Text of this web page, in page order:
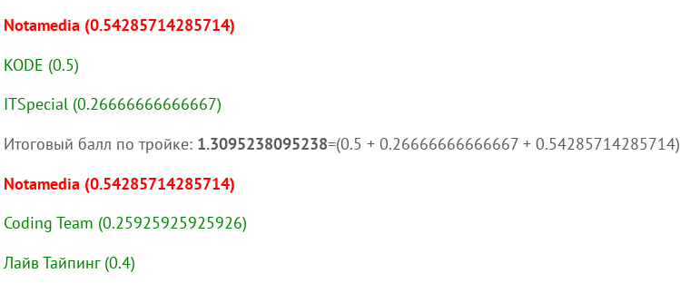
Notamedia (0.54285714285714)
KODE (0.5)
ITSpecial (0.26666666666667)
Итоговый балл по тройке: 1.3095238095238=(0.5 + 0.26666666666667 + 0.54285714285714)
Notamedia (0.54285714285714)
Coding Team (0.25925925925926)
Лайв Тайпинг (0.4)